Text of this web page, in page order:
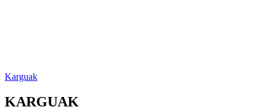
Karguak
KARGUAK